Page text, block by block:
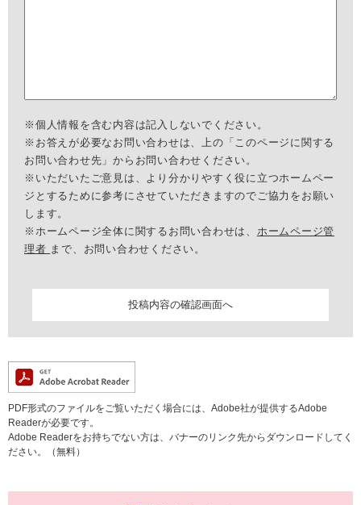
※個人情報を含む内容は記入しないでください。
※お答えが必要なお問い合わせは、上の「このページに関する
お問い合わせ先」からお問い合わせください。
※いただいたご意見は、より分かりやすく役に立つホームペー
ジとするために参考にさせていただきますのでご協力をお願い
します。
※ホームページ全体に関するお問い合わせは、 ホームページ管
理者 まで、お問い合わせください。
PDF形式のファイルをご覧いただく場合には、Adobe社が提供するAdobe
Readerが必要です。
Adobe Readerをお持ちでない方は、バナーのリンク先からダウンロードしてく
ださい。（無料）